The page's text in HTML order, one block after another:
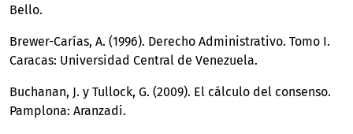
Bello.
Brewer-Carías, A. (1996). Derecho Administrativo. Tomo I.
Caracas: Universidad Central de Venezuela.
Buchanan, J. y Tullock, G. (2009). El cálculo del consenso.
Pamplona: Aranzadi.